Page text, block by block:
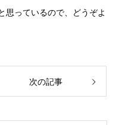
思っているので、どうぞよ
次の記事